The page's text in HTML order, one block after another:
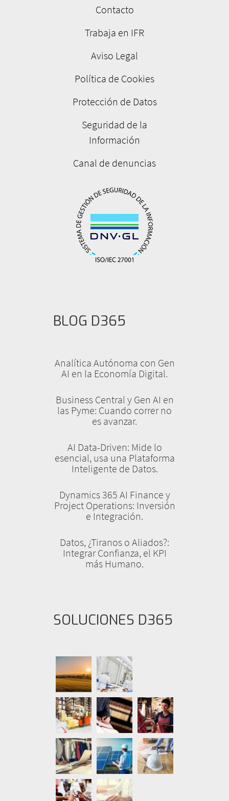
Contacto
Trabaja en IFR
Aviso Legal
Política de Cookies
Protección de Datos
Seguridad de la
Información
Canal de denuncias
BLOG D365
Analítica Autónoma con Gen
AI en la Economía Digital.
Business Central y Gen AI en
las Pyme: Cuando correr no
es avanzar.
AI Data-Driven: Mide lo
esencial, usa una Plataforma
Inteligente de Datos.
Dynamics 365 AI Finance y
Project Operations: Inversión
e Integración.
Datos, ¿Tiranos o Aliados?:
Integrar Confianza, el KPI
más Humano.
SOLUCIONES D365